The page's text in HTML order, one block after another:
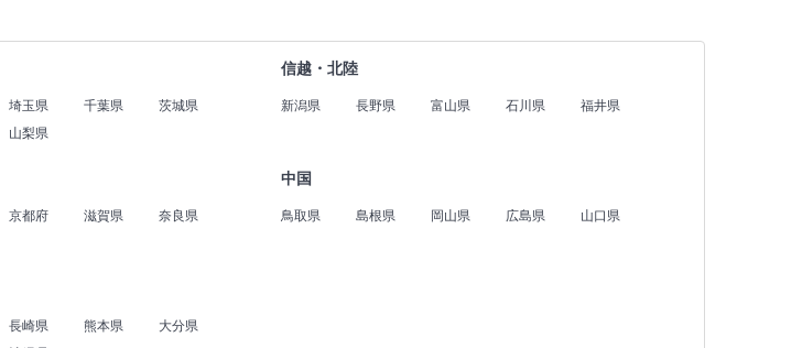
埼玉県 千葉県
茨城県
山梨県
信越・北陸
新潟県 長野県 富山県 石川県 福井県
京都府 滋賀県
奈良県
中国
鳥取県 島根県 岡山県 広島県 山口県
長崎県 熊本県
大分県